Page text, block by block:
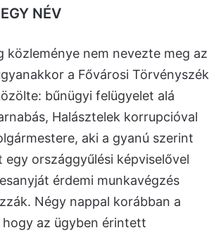
NÉV
közleménye nem nevezte meg az
a Fővárosi Törvényszék
bűnügyi felügyelet alá
Halásztelek korrupcióval
aki a gyanú szerint
egy országgyűlési képviselővel
érdemi munkavégzés
Négy nappal korábban a
az ügyben érintett